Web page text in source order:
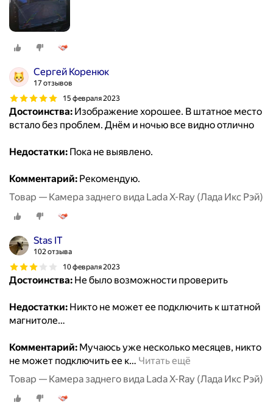
Сергей Коренюк
17 отзывов
15 февраля 2023
Достоинства: Изображение хорошее. В штатное место
встало без проблем. Днём и ночью все видно отлично
Недостатки: Пока не выявлено.
Комментарий: Рекомендую.
Товар — Камера заднего вида Lada X-Ray (Лада Икс Рэй)
Stas IT
102 отзыва
10 февраля 2023
Достоинства: Не было возможности проверить
Недостатки: Никто не может ее подключить к штатной
магнитоле…
Комментарий: Мучаюсь уже несколько месяцев, никто
не может подключить ее к… Читать ещё
Товар — Камера заднего вида Lada X-Ray (Лада Икс Рэй)